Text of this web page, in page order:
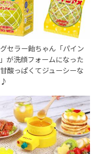
セラー飴ちゃん「パイン
が洗顔フォームになった
酸っぱくてジューシーな